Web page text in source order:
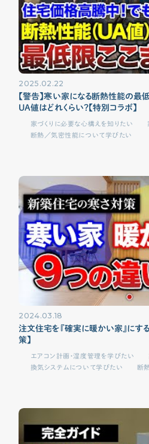
2025.02.22
【警告】寒い家になる断熱性能の最
UA値はどれくらい？【特別コラボ】
家づくりに必要な心構えを知りたい
断熱／気密性能について学びたい
2024.03.18
注文住宅を『確実に暖かい家』にす
策】
エアコン計画・湿度管理を学びたい
換気システムについて学びたい
断